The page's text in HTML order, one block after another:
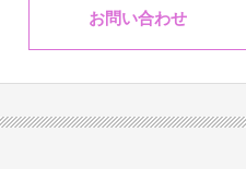
お問い合わせ